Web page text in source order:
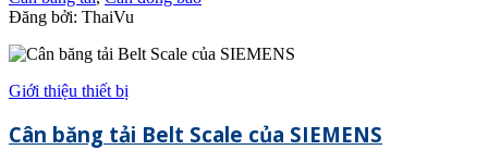
Đăng bởi: ThaiVu
Giới thiệu thiết bị
Cân băng tải Belt Scale của SIEMENS